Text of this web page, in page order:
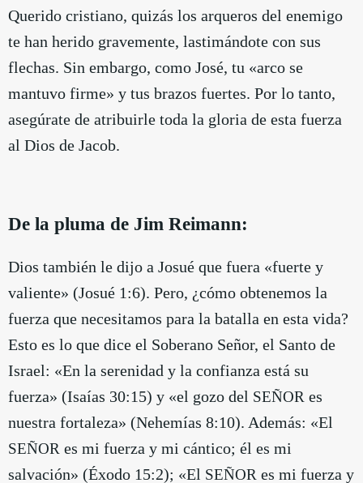
Querido cristiano, quizás los arqueros del enemigo
te han herido gravemente, lastimándote con sus
flechas. Sin embargo, como José, tu «arco se
mantuvo firme» y tus brazos fuertes. Por lo tanto,
asegúrate de atribuirle toda la gloria de esta fuerza
al Dios de Jacob.
De la pluma de Jim Reimann:
Dios también le dijo a Josué que fuera «fuerte y
valiente» (Josué 1:6). Pero, ¿cómo obtenemos la
fuerza que necesitamos para la batalla en esta vida?
Esto es lo que dice el Soberano Señor, el Santo de
Israel: «En la serenidad y la confianza está su
fuerza» (Isaías 30:15) y «el gozo del SEÑOR es
nuestra fortaleza» (Nehemías 8:10). Además: «El
SEÑOR es mi fuerza y mi cántico; él es mi
salvación» (Éxodo 15:2); «El SEÑOR es mi fuerza y